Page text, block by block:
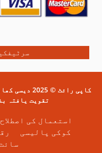
کاپی رائٹ ©
تقویت یافتہ
استعمال کی اصطلاح
کوکی پالیسی